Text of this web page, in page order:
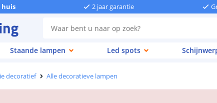
huis 2 jaar garantie
Staande lampen Led spots
decoratief Alle decoratieve lampen